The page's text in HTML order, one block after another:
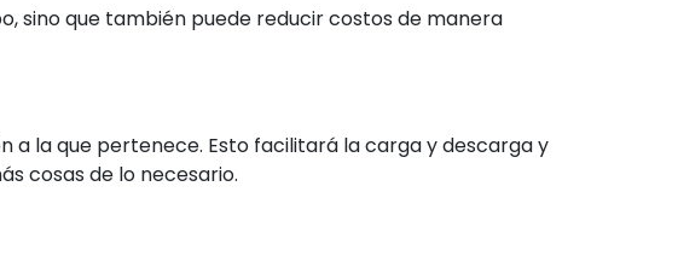
sino que también puede reducir costos de manera
a la que pertenece. Esto facilitará la carga y descarga y
cosas de lo necesario.